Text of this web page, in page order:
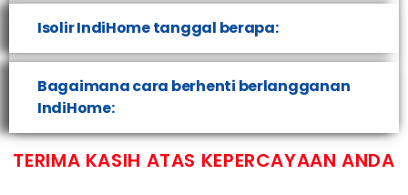
Isolir IndiHome tanggal berapa:
Bagaimana cara berhenti berlangganan
IndiHome:
TERIMA KASIH ATAS KEPERCAYAAN ANDA